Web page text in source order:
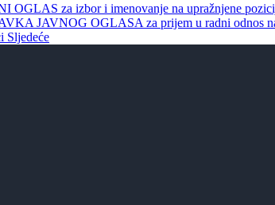
za izbor i imenovanje na upražnjene
JAVNOG OGLASA za prijem u radni odnos
Sljedeće